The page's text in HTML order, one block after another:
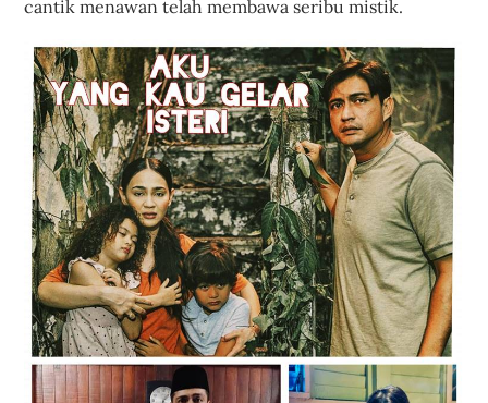
cantik menawan telah membawa seribu mistik.